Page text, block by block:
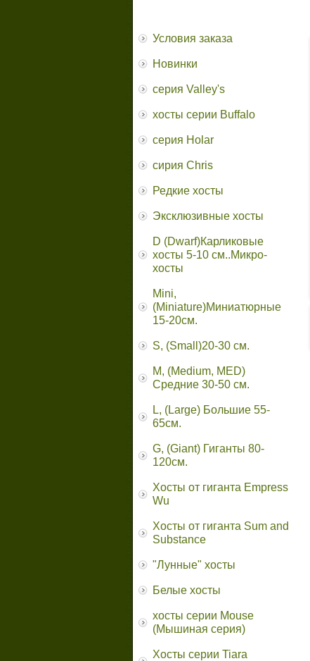
Условия заказа
Новинки
серия Valley's
хосты серии Buffalo
серия Holar
сирия Chris
Редкие хосты
Эксклюзивные хосты
D (Dwarf)Карликовые
хосты 5-10 см..Микро-
хосты
Mini,
(Miniature)Миниатюрные
15-20см.
S, (Small)20-30 см.
M, (Medium, MED)
Средние 30-50 см.
L, (Large) Большие 55-
65cм.
G, (Giant) Гиганты 80-
120см.
Хосты от гиганта Empress
Wu
Хосты от гиганта Sum and
Substance
"Лунные" хосты
Белые хосты
хосты серии Mouse
(Мышиная серия)
Хосты серии Tiara